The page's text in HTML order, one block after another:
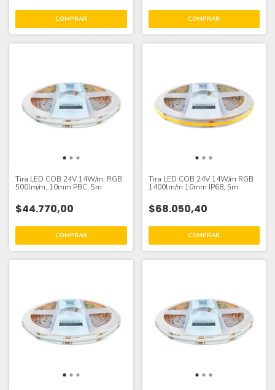
Tira LED COB 24V 14W/m, RGB
500lm/m, 10mm PBC, 5m
$44.770,00
Tira LED COB 24V 14W/m RGB
1400lm/m 10mm IP68, 5m
$68.050,40